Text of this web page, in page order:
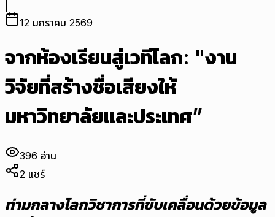
12 มกราคม 2569
จากห้องเรียนสู่เวทีโลก: "งาน
วิจัยที่สร้างชื่อเสียงให้
มหาวิทยาลัยและประเทศ”
396 อ่าน
2 แชร์
ท่ามกลางโลกวิชาการที่ขับเคลื่อนด้วยข้อมูล